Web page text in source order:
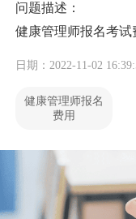
问题描述：
健康管理师报名考试
日期：2022-11-02
健康管理师报名
费用